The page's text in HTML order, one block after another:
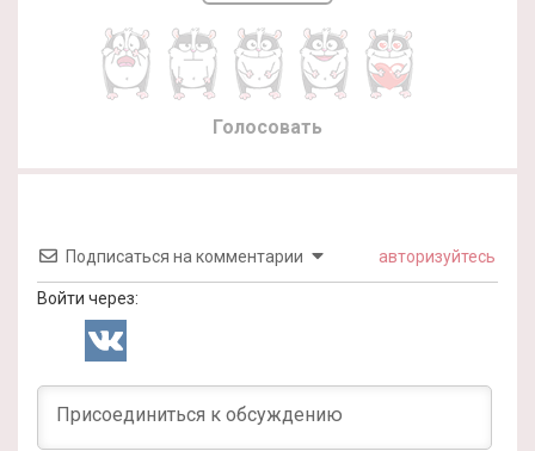
Голосовать
Подписаться на комментарии авторизуйтесь
Войти через: